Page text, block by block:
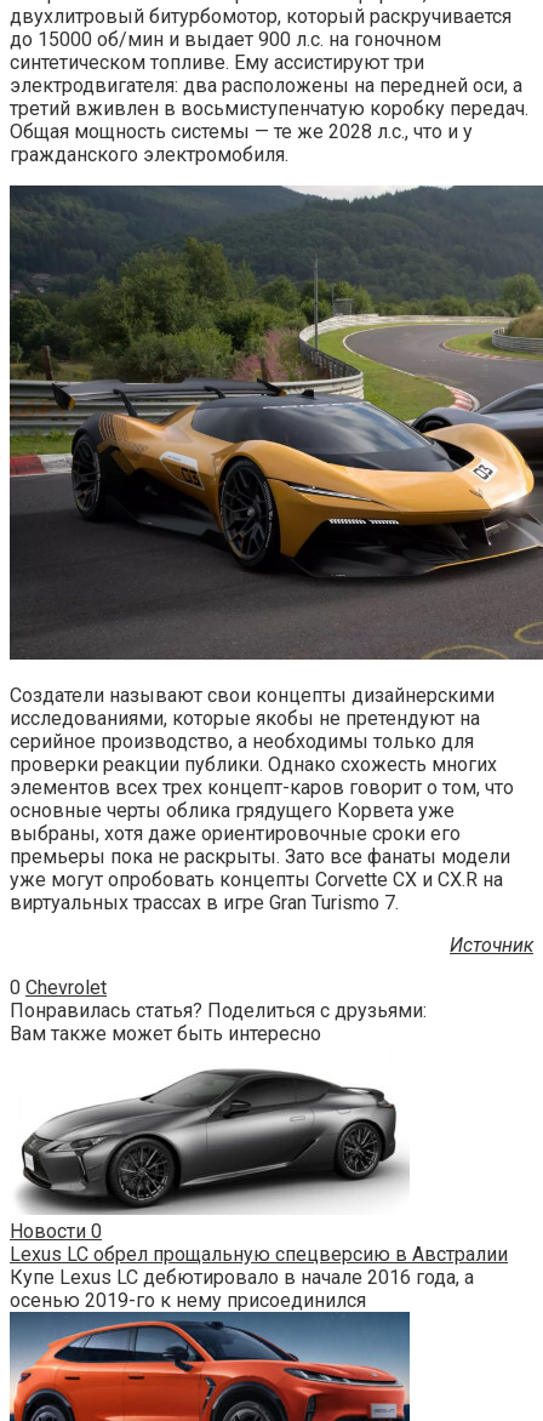
двухлитровый битурбомотор, который раскручивается
до 15000 об/мин и выдает 900 л.с. на гоночном
синтетическом топливе. Ему ассистируют три
электродвигателя: два расположены на передней оси, а
третий вживлен в восьмиступенчатую коробку передач.
Общая мощность системы — те же 2028 л.с., что и у
гражданского электромобиля.
Создатели называют свои концепты дизайнерскими
исследованиями, которые якобы не претендуют на
серийное производство, а необходимы только для
проверки реакции публики. Однако схожесть многих
элементов всех трех концепт-каров говорит о том, что
основные черты облика грядущего Корвета уже
выбраны, хотя даже ориентировочные сроки его
премьеры пока не раскрыты. Зато все фанаты модели
уже могут опробовать концепты Corvette CX и CX.R на
виртуальных трассах в игре Gran Turismo 7.
Источник
0 Chevrolet
Понравилась статья? Поделиться с друзьями:
Вам также может быть интересно
Новости 0
Lexus LC обрел прощальную спецверсию в Австралии
Купе Lexus LC дебютировало в начале 2016 года, а
осенью 2019-го к нему присоединился